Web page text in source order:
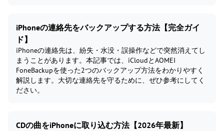
iPhoneの連絡先をバックアップする方法【完全ガイ
ド】
iPhoneの連絡先は、紛失・水没・誤操作などで突然消えてし
まうことがあります。本記事では、iCloudとAOMEI
FoneBackupを使った2つのバックアップ方法をわかりやすく
解説します。大切な連絡先を守るために、ぜひ参考にしてく
ださい。
CDの曲をiPhoneに取り込む方法【2026年最新】